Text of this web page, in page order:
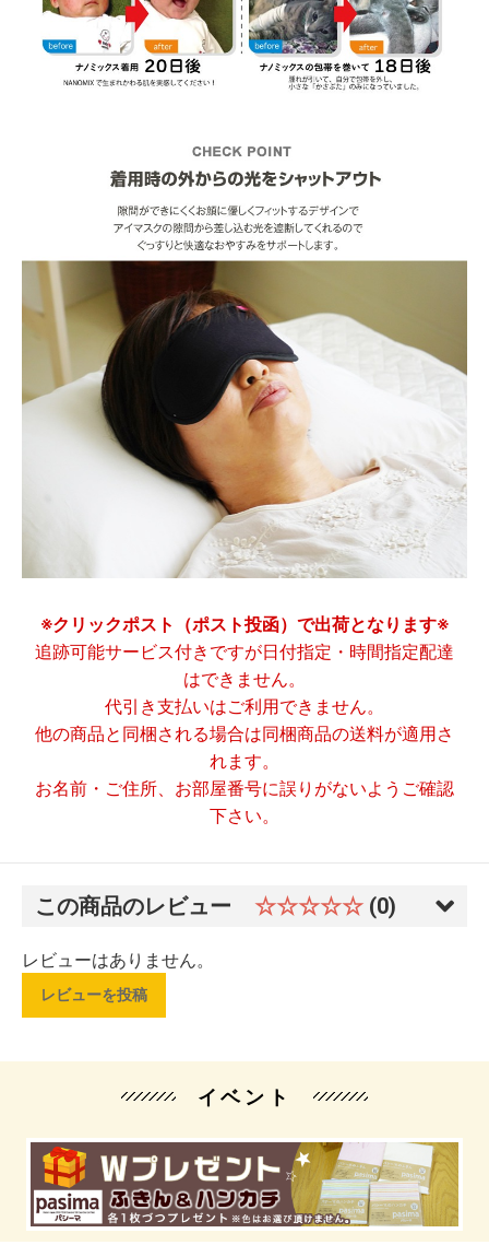
※クリックポスト（ポスト投函）で出荷となります※
追跡可能サービス付きですが日付指定・時間指定配達
はできません。
代引き支払いはご利用できません。
他の商品と同梱される場合は同梱商品の送料が適用さ
れます。
お名前・ご住所、お部屋番号に誤りがないようご確認
下さい。
この商品のレビュー ☆☆☆☆☆ (0)
レビューはありません。
レビューを投稿
イベント